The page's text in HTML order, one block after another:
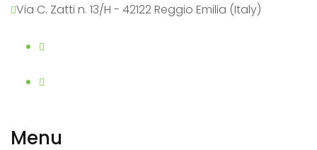
Via C. Zatti n. 13/H - 42122 Reggio Emilia (Italy)
Menu